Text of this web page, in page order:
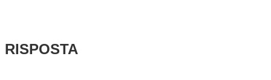
RISPOSTA